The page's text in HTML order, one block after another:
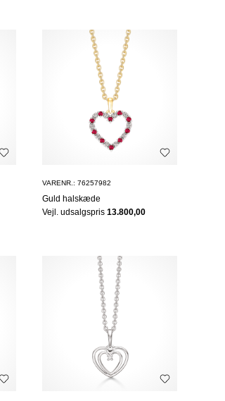
VARENR.: 76257982
Guld halskæde
Vejl. udsalgspris 13.800,00